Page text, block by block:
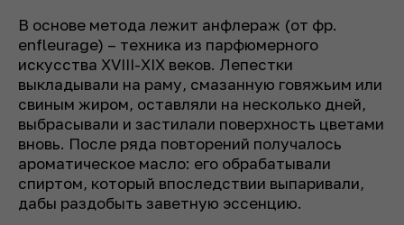
В основе метода лежит анфлераж (от фр.
enfleurage) – техника из парфюмерного
искусства XVIII-XIX веков. Лепестки
выкладывали на раму, смазанную говяжьим или
свиным жиром, оставляли на несколько дней,
выбрасывали и застилали поверхность цветами
вновь. После ряда повторений получалось
ароматическое масло: его обрабатывали
спиртом, который впоследствии выпаривали,
дабы раздобыть заветную эссенцию.